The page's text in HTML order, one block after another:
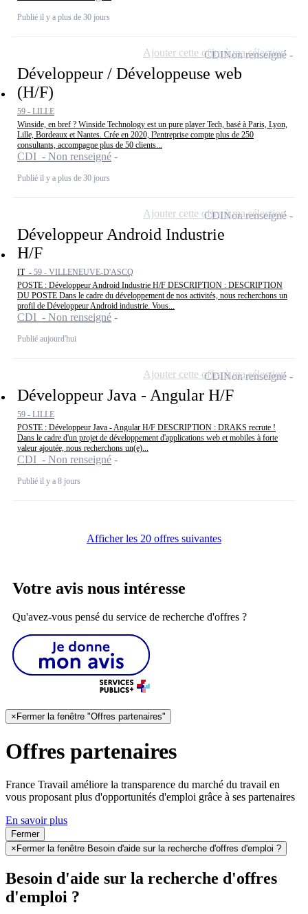
Publié il y a plus de 30 jours
Développeur / Développeuse web
(H/F)
59 - LILLE
Winside, en bref ? Winside Technology est un pure player Tech, basé à Paris, Lyon,
Lille, Bordeaux et Nantes. Crée en 2020, l?entreprise compte plus de 250
consultants, accompagne plus de 50 clients...
CDI - Non renseigné
Publié il y a plus de 30 jours
CDINon renseigné
Ajouter cette offre à ma sélection
Développeur Android Industrie
H/F
IT - 59 - VILLENEUVE-D'ASCQ
POSTE : Développeur Android Industrie H/F DESCRIPTION : DESCRIPTION
DU POSTE Dans le cadre du développement de nos activités, nous recherchons un
profil de Développeur Android industrie. Vous...
CDI - Non renseigné
Publié aujourd'hui
CDINon renseigné
Ajouter cette offre à ma sélection
Développeur Java - Angular H/F
59 - LILLE
POSTE : Développeur Java - Angular H/F DESCRIPTION : DRAKS recrute !
Dans le cadre d'un projet de développement d'applications web et mobiles à forte
valeur ajoutée, nous recherchons un(e)...
CDI - Non renseigné
Publié il y a 8 jours
CDINon renseigné
Ajouter cette offre à ma sélection
Afficher les 20 offres suivantes
Votre avis nous intéresse
Qu'avez-vous pensé du service de recherche d'offres ?
× Fermer la fenêtre "Offres partenaires"
Offres partenaires
France Travail améliore la transparence du marché du travail en
vous proposant plus d'opportunités d'emploi grâce à ses partenaires
En savoir plus
Fermer
× Fermer la fenêtre Besoin d'aide sur la recherche d'offres d'emploi ?
Besoin d'aide sur la recherche d'offres
d'emploi ?